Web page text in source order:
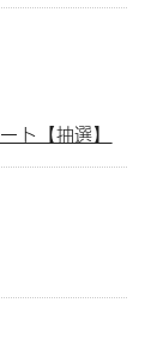
ト【抽選】